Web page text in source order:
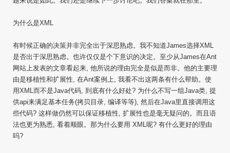
为什么是XML
有时候正确的决策并非完全出于深思熟虑。我不知道James选择XML
是否出于深思熟虑。也许仅仅是个下意识的决定。至少从James在Ant
网站上发表的文章看起来, 他所说的理由完全是似是而非。他的主要理
由是移植性和扩展性, 在Ant案例上, 我看不出这两条有什么帮助。使
用XML而不是Java代码, 到底有什么好处? 为什么不写一组Java类, 提
供api来满足基本任务(拷贝目录, 编译等等), 然后在Java里直接调用这
些代码? 这样做仍然可以保证移植性, 扩展性也是毫无疑问的。而且语
法也更为熟悉, 看着顺眼。那为什么要用 XML呢? 有什么更好的理由
吗?